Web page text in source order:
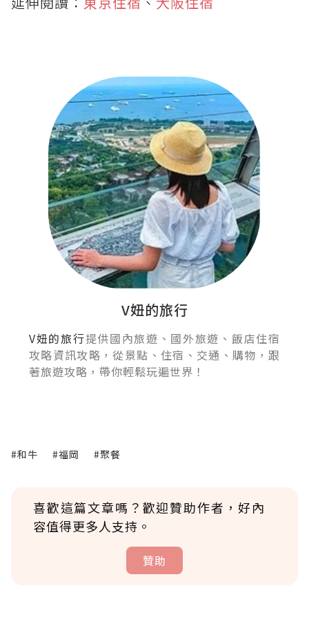
V妞的旅行
V妞的旅行提供國內旅遊、國外旅遊、飯店住宿
攻略資訊攻略，從景點、住宿、交通、購物，跟
著旅遊攻略，帶你輕鬆玩遍世界！
#和牛 #福岡 #聚餐
喜歡這篇文章嗎？歡迎贊助作者，好內
容值得更多人支持。
贊助